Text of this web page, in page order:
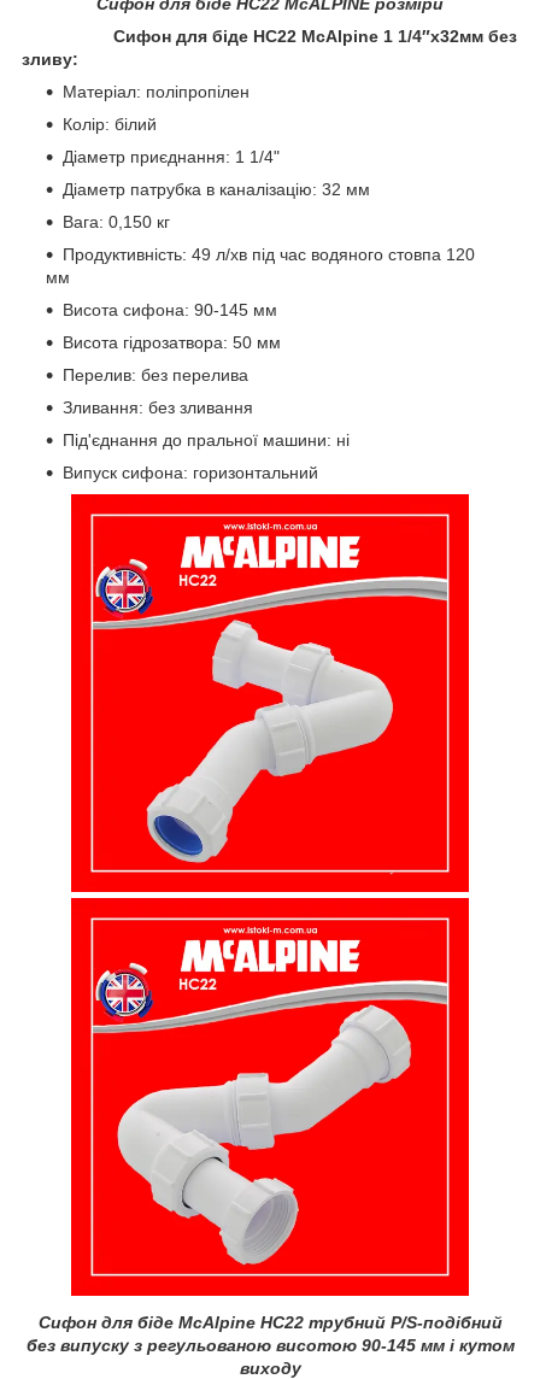
Сифон для біде HC22 McAlpine 1 1/4″х32мм без
зливу:
Матеріал: поліпропілен
Колір: білий
Діаметр приєднання: 1 1/4"
Діаметр патрубка в каналізацію: 32 мм
Вага: 0,150 кг
Продуктивність: 49 л/хв під час водяного стовпа 120
мм
Висота сифона: 90-145 мм
Висота гідрозатвора: 50 мм
Перелив: без перелива
Зливання: без зливання
Під'єднання до пральної машини: ні
Випуск сифона: горизонтальний
Сифон для біде McAlpine HC22 трубний P/S-подібний
без випуску з регульованою висотою 90-145 мм і кутом
виходу